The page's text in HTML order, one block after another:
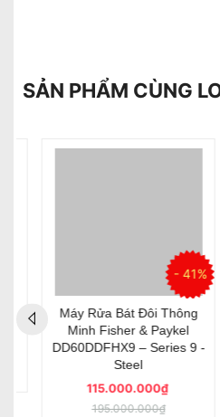
SẢN PHẨM CÙNG
- 41%
Máy Rửa Bát Đôi Thông
Minh Fisher & Paykel
DD60DDFHX9 – Series 9 -
Steel
115.000.000₫
195.000.000₫